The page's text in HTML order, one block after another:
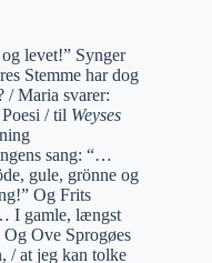
levet!” Synger
Stemme har dog
/ Maria svarer:
/ til Weyses
sang: “…
gule, grönne og
Og Frits
I gamle, længst
Ove Sprogøes
/ at jeg kan tolke